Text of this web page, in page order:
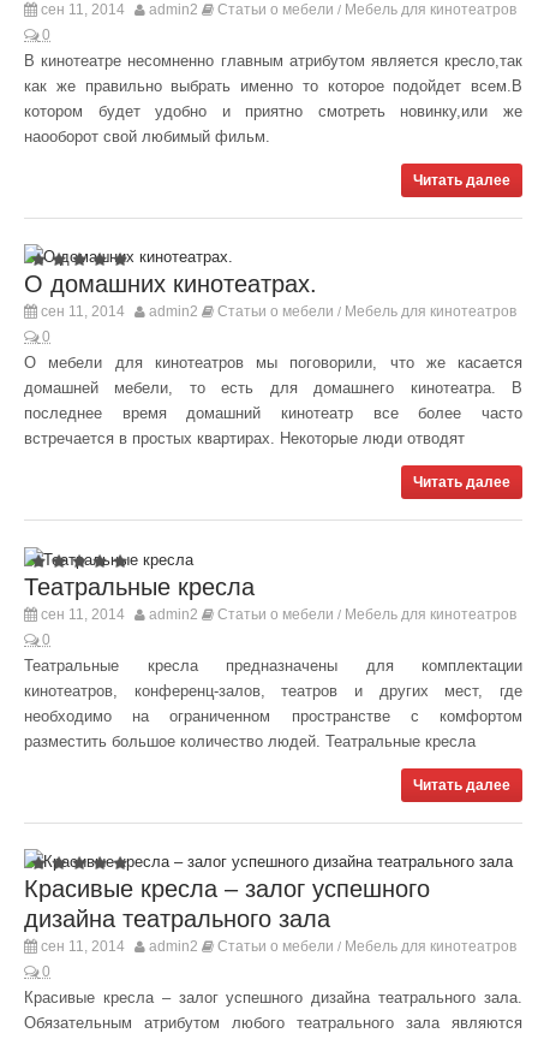
сен 11, 2014 admin2 Статьи о мебели / Мебель для кинотеатров
0
В кинотеатре несомненно главным атрибутом является кресло,так
как же правильно выбрать именно то которое подойдет всем.В
котором будет удобно и приятно смотреть новинку,или же
наооборот свой любимый фильм.
Читать далее
О домашних кинотеатрах.
сен 11, 2014 admin2 Статьи о мебели / Мебель для кинотеатров
0
О мебели для кинотеатров мы поговорили, что же касается
домашней мебели, то есть для домашнего кинотеатра. В
последнее время домашний кинотеатр все более часто
встречается в простых квартирах. Некоторые люди отводят
Читать далее
Театральные кресла
сен 11, 2014 admin2 Статьи о мебели / Мебель для кинотеатров
0
Театральные кресла предназначены для комплектации
кинотеатров, конференц-залов, театров и других мест, где
необходимо на ограниченном пространстве с комфортом
разместить большое количество людей. Театральные кресла
Читать далее
Красивые кресла – залог успешного
дизайна театрального зала
сен 11, 2014 admin2 Статьи о мебели / Мебель для кинотеатров
0
Красивые кресла – залог успешного дизайна театрального зала.
Обязательным атрибутом любого театрального зала являются